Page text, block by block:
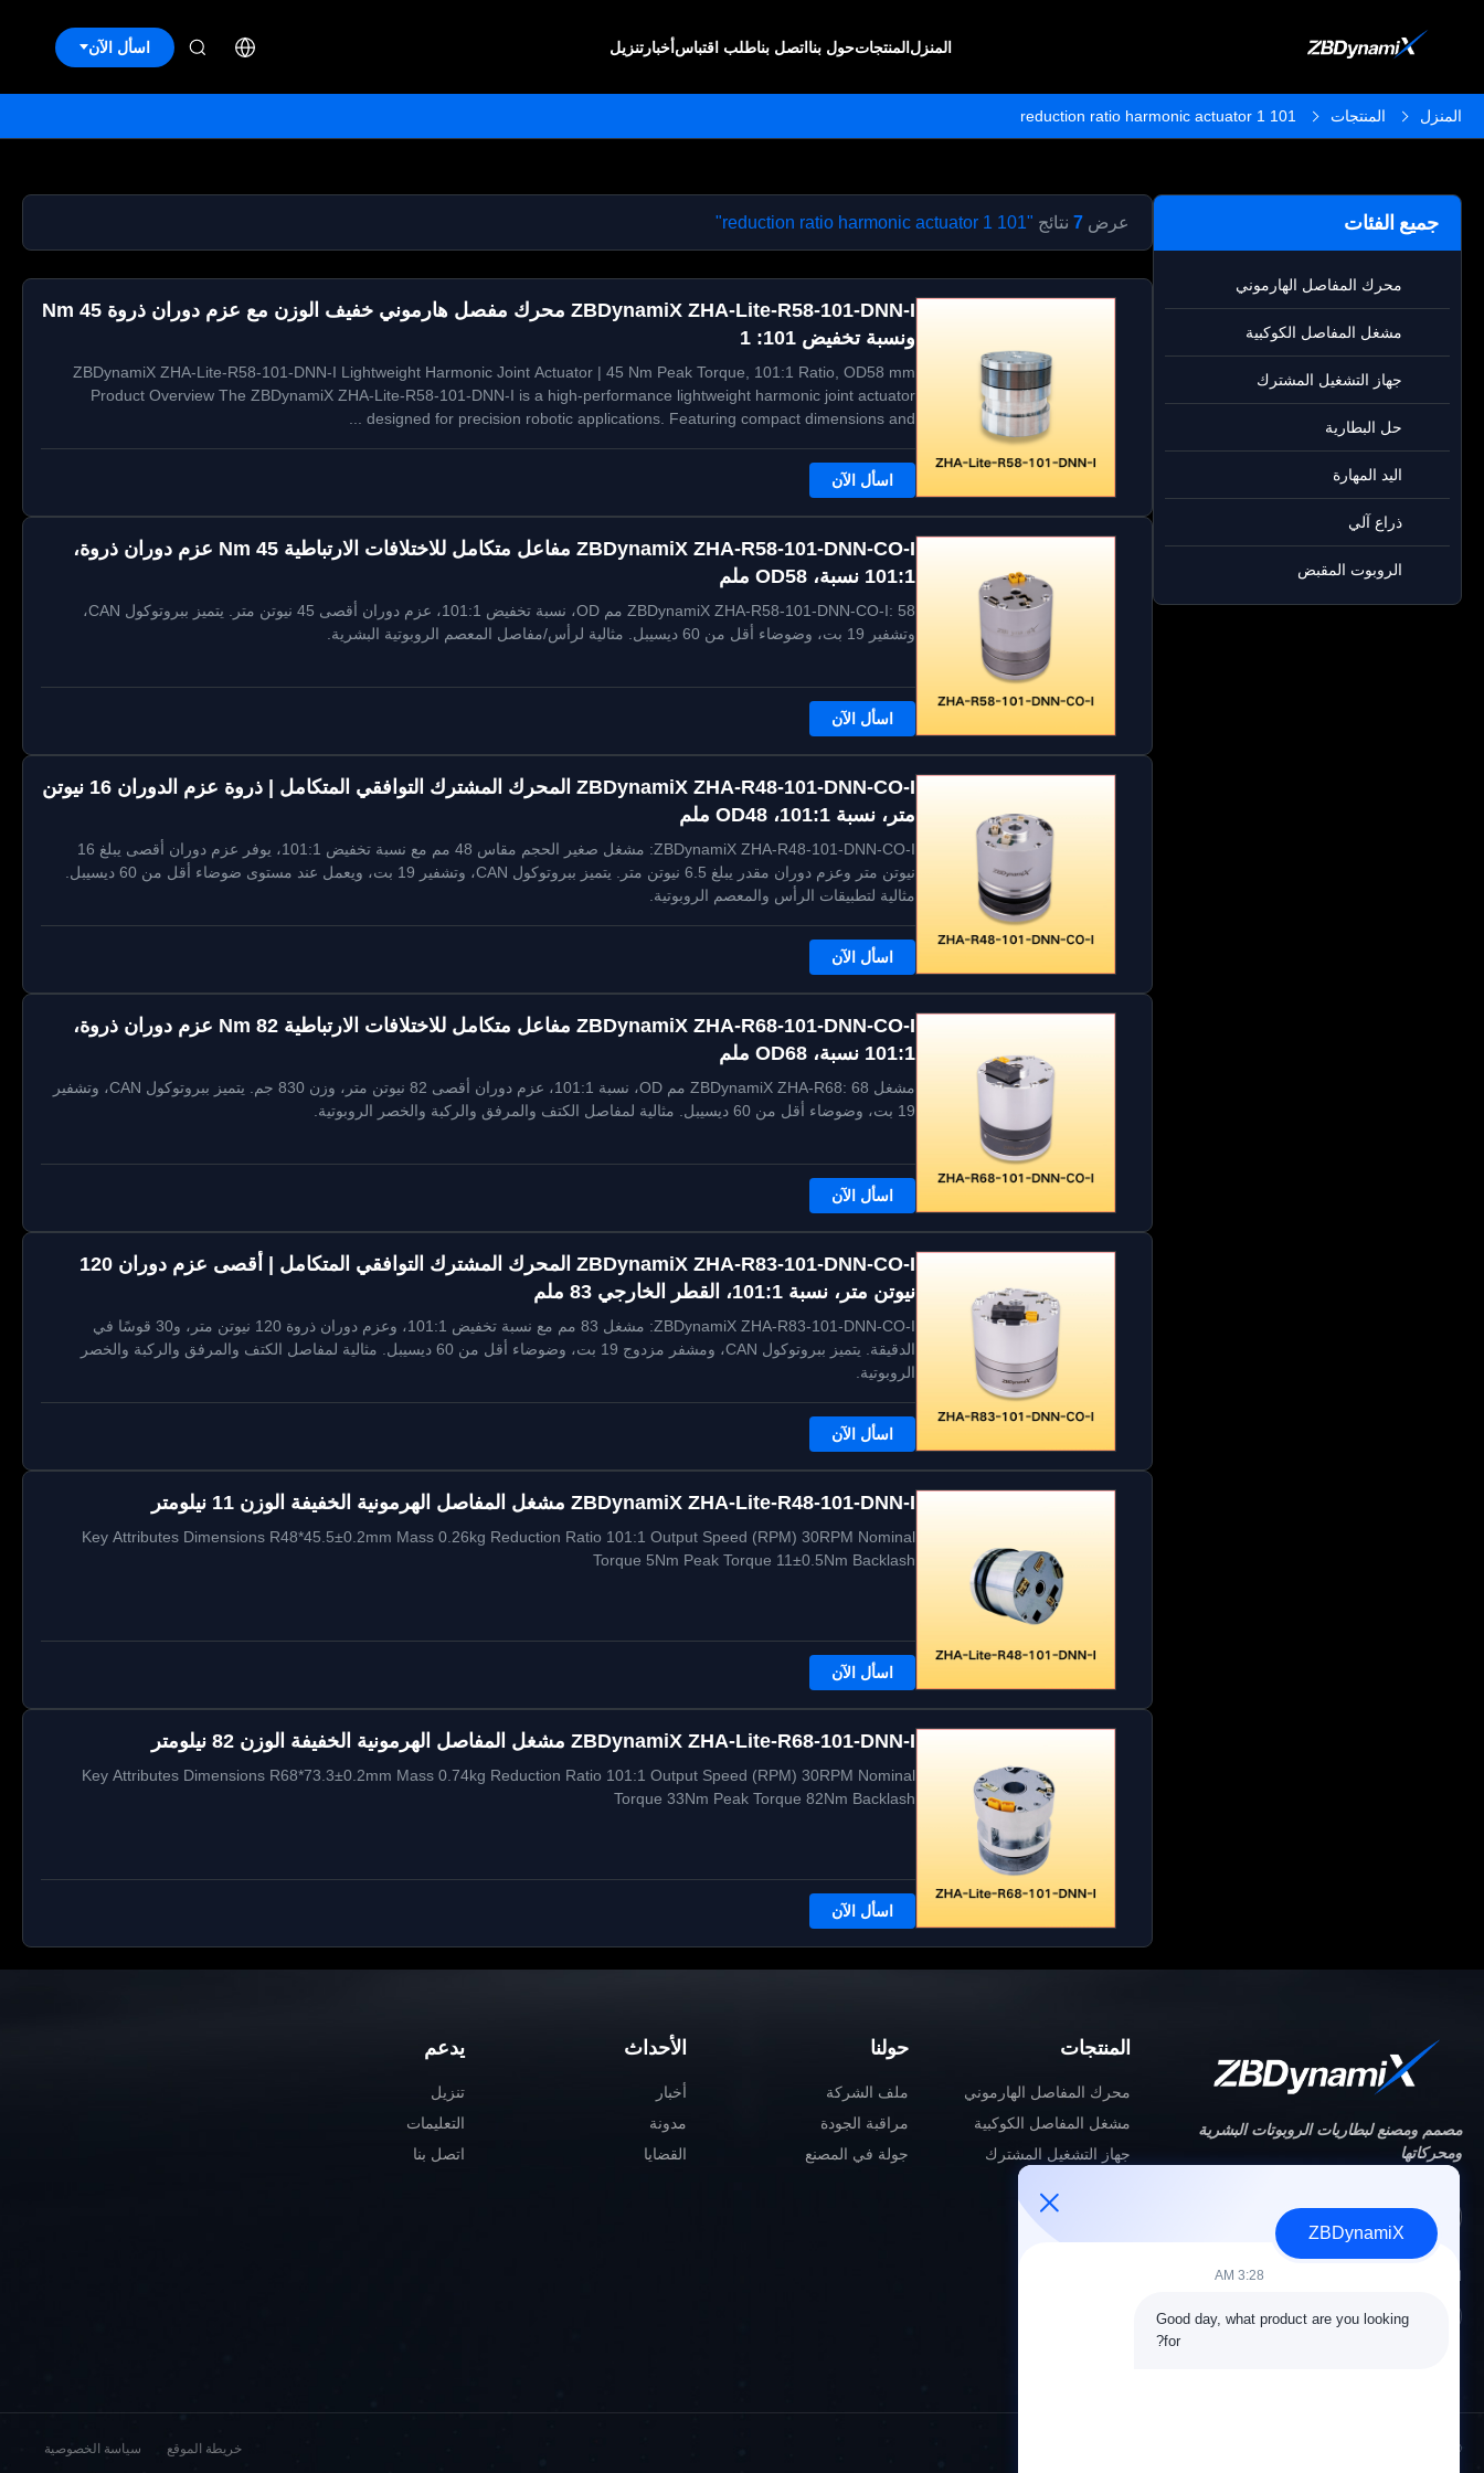
المنزلالمنتجاتحول بنااتصل بناطلب اقتباسأخبارتنزيل اسأل الآن
المنزل المنتجات 101 1 reduction ratio harmonic actuator
جميع الفئات
محرك المفاصل الهارموني
مشغل المفاصل الكوكبية
جهاز التشغيل المشترك
حل البطارية
اليد المهارة
ذراع آلي
الروبوت المقبض
عرض 7 نتائج "101 1 reduction ratio harmonic actuator"
ZBDynamiX ZHA-Lite-R58-101-DNN-I محرك مفصل هارموني خفيف الوزن مع عزم دوران ذروة 45 Nm
ونسبة تخفيض 101: 1
ZBDynamiX ZHA-Lite-R58-101-DNN-I Lightweight Harmonic Joint Actuator | 45 Nm Peak Torque, 101:1 Ratio, OD58 mm
Product Overview The ZBDynamiX ZHA-Lite-R58-101-DNN-I is a high-performance lightweight harmonic joint actuator
designed for precision robotic applications. Featuring compact dimensions and ...
اسأل الآن
ZBDynamiX ZHA-R58-101-DNN-CO-I مفاعل متكامل للاختلافات الارتباطية 45 Nm عزم دوران ذروة،
101:1 نسبة، OD58 ملم
ZBDynamiX ZHA-R58-101-DNN-CO-I: 58 مم OD، نسبة تخفيض 101:1، عزم دوران أقصى 45 نيوتن متر. يتميز ببروتوكول CAN،
وتشفير 19 بت، وضوضاء أقل من 60 ديسيبل. مثالية لرأس/مفاصل المعصم الروبوتية البشرية.
اسأل الآن
ZBDynamiX ZHA-R48-101-DNN-CO-I المحرك المشترك التوافقي المتكامل | ذروة عزم الدوران 16 نيوتن
متر، نسبة 101:1، OD48 ملم
ZBDynamiX ZHA-R48-101-DNN-CO-I: مشغل صغير الحجم مقاس 48 مم مع نسبة تخفيض 101:1، يوفر عزم دوران أقصى يبلغ 16
نيوتن متر وعزم دوران مقدر يبلغ 6.5 نيوتن متر. يتميز ببروتوكول CAN، وتشفير 19 بت، ويعمل عند مستوى ضوضاء أقل من 60 ديسيبل.
مثالية لتطبيقات الرأس والمعصم الروبوتية.
اسأل الآن
ZBDynamiX ZHA-R68-101-DNN-CO-I مفاعل متكامل للاختلافات الارتباطية 82 Nm عزم دوران ذروة،
101:1 نسبة، OD68 ملم
مشغل ZBDynamiX ZHA-R68: 68 مم OD، نسبة 101:1، عزم دوران أقصى 82 نيوتن متر، وزن 830 جم. يتميز ببروتوكول CAN، وتشفير
19 بت، وضوضاء أقل من 60 ديسيبل. مثالية لمفاصل الكتف والمرفق والركبة والخصر الروبوتية.
اسأل الآن
ZBDynamiX ZHA-R83-101-DNN-CO-I المحرك المشترك التوافقي المتكامل | أقصى عزم دوران 120
نيوتن متر، نسبة 101:1، القطر الخارجي 83 ملم
ZBDynamiX ZHA-R83-101-DNN-CO-I: مشغل 83 مم مع نسبة تخفيض 101:1، وعزم دوران ذروة 120 نيوتن متر، و30 قوسًا في
الدقيقة. يتميز ببروتوكول CAN، ومشفر مزدوج 19 بت، وضوضاء أقل من 60 ديسيبل. مثالية لمفاصل الكتف والمرفق والركبة والخصر
الروبوتية.
اسأل الآن
ZBDynamiX ZHA-Lite-R48-101-DNN-I مشغل المفاصل الهرمونية الخفيفة الوزن 11 نيلومتر
Key Attributes Dimensions R48*45.5±0.2mm Mass 0.26kg Reduction Ratio 101:1 Output Speed (RPM) 30RPM Nominal
Torque 5Nm Peak Torque 11±0.5Nm Backlash
اسأل الآن
ZBDynamiX ZHA-Lite-R68-101-DNN-I مشغل المفاصل الهرمونية الخفيفة الوزن 82 نيلومتر
Key Attributes Dimensions R68*73.3±0.2mm Mass 0.74kg Reduction Ratio 101:1 Output Speed (RPM) 30RPM Nominal
Torque 33Nm Peak Torque 82Nm Backlash
اسأل الآن
مصمم ومصنع لبطاريات الروبوتات البشرية
ومحركاتها
المنتجات
محرك المفاصل الهارموني
مشغل المفاصل الكوكبية
جهاز التشغيل المشترك
ذراع آلي
حولنا
ملف الشركة
مراقبة الجودة
جولة في المصنع
الأحداث
أخبار
مدونة
القضايا
يدعم
تنزيل
التعليمات
اتصل بنا
© 2026 ZBDynamiX Co., Ltd.. جميع الحقوق محفوظة. خريطة الموقع سياسة الخصوصية
ZBDynamiX
3:28 AM
Good day, what product are you looking
for?